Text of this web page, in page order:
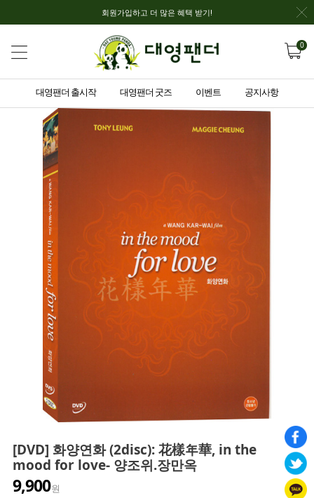
회원가입하고 더 많은 혜택 받기!
0
대영팬더 출시작 대영팬더 굿즈 이벤트 공지사항
[DVD] 화양연화 (2disc): 花樣年華, in the
mood for love- 양조위.장만옥
9,900원